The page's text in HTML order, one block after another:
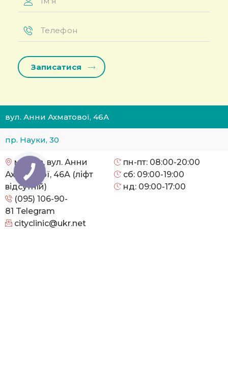
Телефон
вул. Анни Ахматової, 46А
м. Київ, вул. Анни
Ахматової, 46А (ліфт
відсутній)
(095) 106-90-
81 Telegram
cityclinic@ukr.net
пн-пт: 08:00-20:00
сб: 09:00-19:00
нд: 09:00-17:00
пр. Науки, 30